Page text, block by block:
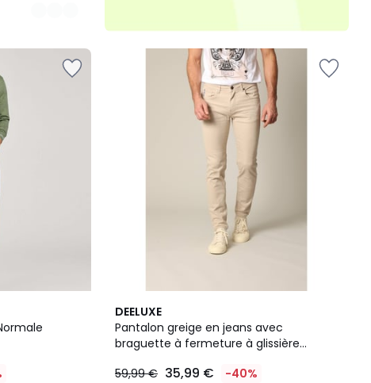
DEELUXE
Pantalon greige en jeans avec
braguette à fermeture à glissière
59,99 € 35,99 € -40%